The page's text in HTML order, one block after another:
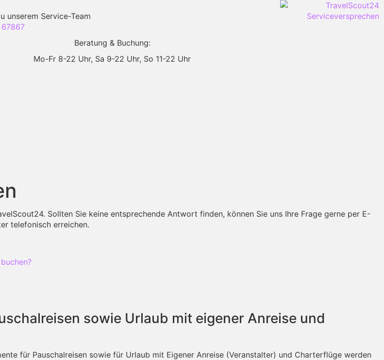
unserem Service-Team
Beratung & Buchung:
Mo-Fr 8-22 Uhr, Sa 9-22 Uhr, So 11-22 Uhr
Sollten Sie keine entsprechende Antwort finden, können Sie uns Ihre Frage gerne per E-
telefonisch erreichen.
sowie Urlaub mit eigener Anreise und
für Pauschalreisen sowie für Urlaub mit Eigener Anreise (Veranstalter) und Charterflüge werden